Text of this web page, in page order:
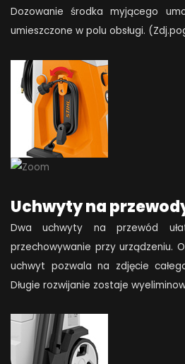
Dozowanie środka myjącego
umieszczone w polu obsługi.
Uchwyty na
Dwa uchwyty na przewód
przechowywanie przy urządzeniu.
uchwyt pozwala na zdjęcie
Długie rozwijanie zostaje